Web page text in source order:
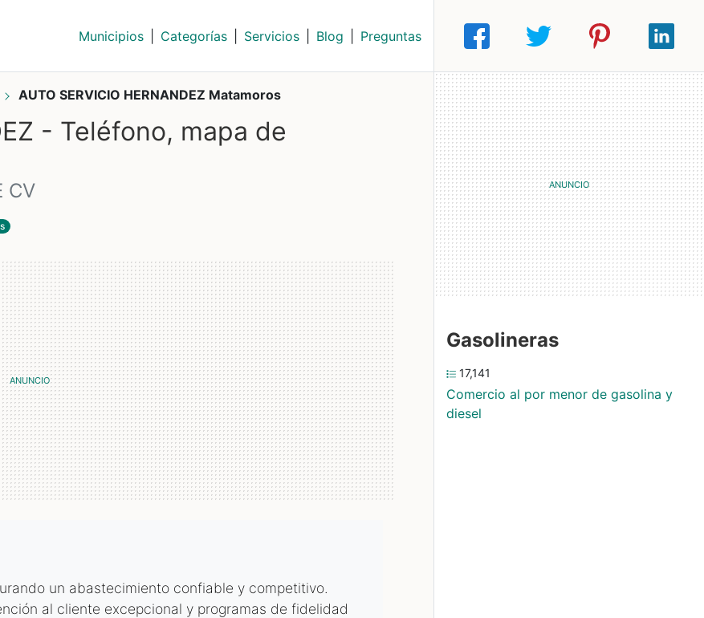
Municipios Categorías Servicios Blog Preguntas
AUTO SERVICIO HERNANDEZ Matamoros
- Teléfono, mapa de
CV
un abastecimiento confiable y competitivo.
al cliente excepcional y programas de fidelidad
Gasolineras
17,141
Comercio al por menor de gasolina y
diesel